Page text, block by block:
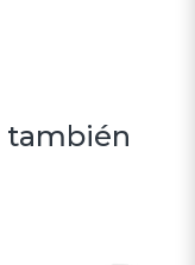
también